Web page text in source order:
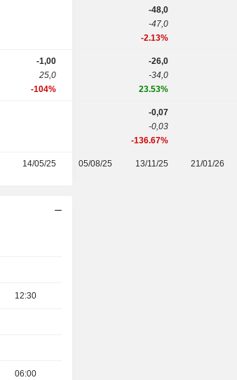
-48,0
-47,0
-2.13%
-1,00
25,0
-104%
-26,0
-34,0
23.53%
-0,07
-0,03
-136.67%
14/05/25 05/08/25 13/11/25 21/01/26
12:30
06:00